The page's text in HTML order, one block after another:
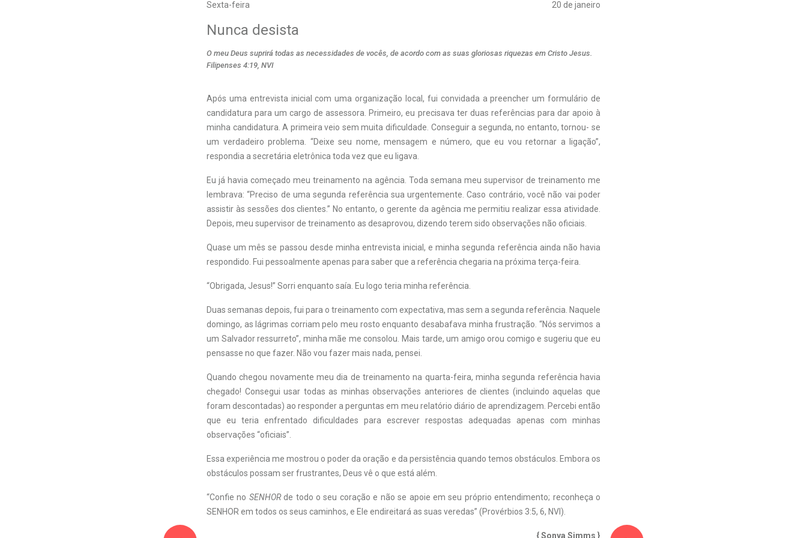
Sexta-feira 20 de janeiro
Nunca desista
O meu Deus suprirá todas as necessidades de vocês, de acordo com as suas gloriosas riquezas em Cristo Jesus.
Filipenses 4:19, NVI
Após uma entrevista inicial com uma organização local, fui convidada a preencher um formulário de
candidatura para um cargo de assessora. Primeiro, eu precisava ter duas referências para dar apoio à
minha candidatura. A primeira veio sem muita dificuldade. Conseguir a segunda, no entanto, tornou- se
um verdadeiro problema. “Deixe seu nome, mensagem e número, que eu vou retornar a ligação”,
respondia a secretária eletrônica toda vez que eu ligava.
Eu já havia começado meu treinamento na agência. Toda semana meu supervisor de treinamento me
lembrava: “Preciso de uma segunda referência sua urgentemente. Caso contrário, você não vai poder
assistir às sessões dos clientes.” No entanto, o gerente da agência me permitiu realizar essa atividade.
Depois, meu supervisor de treinamento as desaprovou, dizendo terem sido observações não oficiais.
Quase um mês se passou desde minha entrevista inicial, e minha segunda referência ainda não havia
respondido. Fui pessoalmente apenas para saber que a referência chegaria na próxima terça-feira.
“Obrigada, Jesus!” Sorri enquanto saía. Eu logo teria minha referência.
Duas semanas depois, fui para o treinamento com expectativa, mas sem a segunda referência. Naquele
domingo, as lágrimas corriam pelo meu rosto enquanto desabafava minha frustração. “Nós servimos a
um Salvador ressurreto”, minha mãe me consolou. Mais tarde, um amigo orou comigo e sugeriu que eu
pensasse no que fazer. Não vou fazer mais nada, pensei.
Quando chegou novamente meu dia de treinamento na quarta-feira, minha segunda referência havia
chegado! Consegui usar todas as minhas observações anteriores de clientes (incluindo aquelas que
foram descontadas) ao responder a perguntas em meu relatório diário de aprendizagem. Percebi então
que eu teria enfrentado dificuldades para escrever respostas adequadas apenas com minhas
observações “oficiais”.
Essa experiência me mostrou o poder da oração e da persistência quando temos obstáculos. Embora os
obstáculos possam ser frustrantes, Deus vê o que está além.
“Confie no SENHORde todo o seu coração e não se apoie em seu próprio entendimento; reconheça o
SENHOR em todos os seus caminhos, e Ele endireitará as suas veredas” (Provérbios 3:5, 6, NVI).
{ Sonya Simms }